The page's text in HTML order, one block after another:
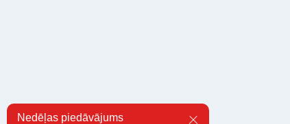
Nedēļas piedāvājums